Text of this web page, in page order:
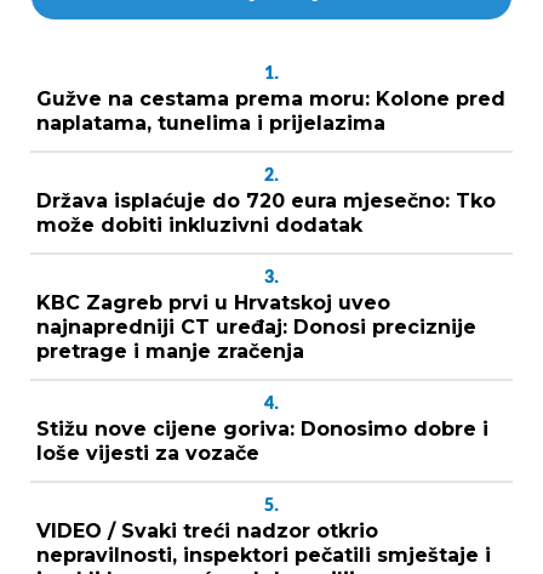
1.
Gužve na cestama prema moru: Kolone pred
naplatama, tunelima i prijelazima
2.
Država isplaćuje do 720 eura mjesečno: Tko
može dobiti inkluzivni dodatak
3.
KBC Zagreb prvi u Hrvatskoj uveo
najnapredniji CT uređaj: Donosi preciznije
pretrage i manje zračenja
4.
Stižu nove cijene goriva: Donosimo dobre i
loše vijesti za vozače
5.
VIDEO / Svaki treći nadzor otkrio
nepravilnosti, inspektori pečatili smještaje i